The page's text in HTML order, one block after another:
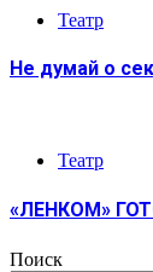
Театр
Не думай о
Театр
«ЛЕНКОМ»
Поиск